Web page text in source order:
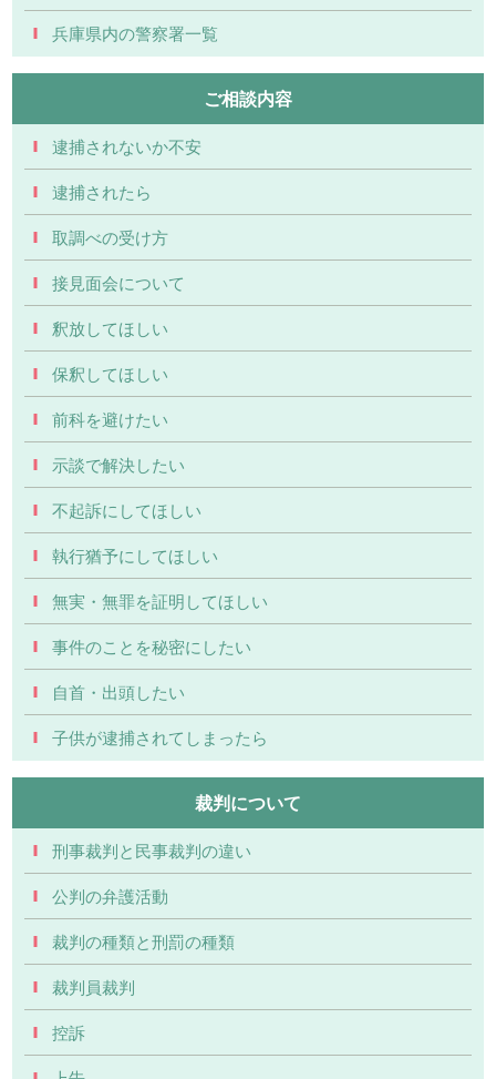
兵庫県内の警察署一覧
ご相談内容
逮捕されないか不安
逮捕されたら
取調べの受け方
接見面会について
釈放してほしい
保釈してほしい
前科を避けたい
示談で解決したい
不起訴にしてほしい
執行猶予にしてほしい
無実・無罪を証明してほしい
事件のことを秘密にしたい
自首・出頭したい
子供が逮捕されてしまったら
裁判について
刑事裁判と民事裁判の違い
公判の弁護活動
裁判の種類と刑罰の種類
裁判員裁判
控訴